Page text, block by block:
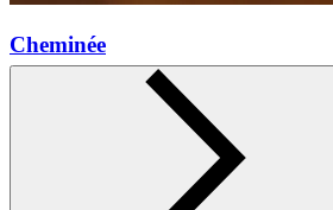
Cheminée